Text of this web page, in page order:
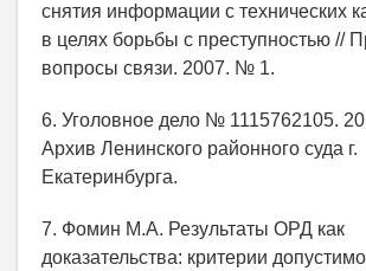
снятия информации с технических
в целях борьбы с преступностью //
вопросы связи. 2007. № 1.
6. Уголовное дело № 1115762105.
Архив Ленинского районного суда г.
Екатеринбурга.
7. Фомин М.А. Результаты ОРД как
доказательства: критерии